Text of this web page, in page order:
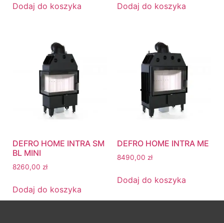
Dodaj do koszyka Dodaj do koszyka
DEFRO HOME INTRA SM
BL MINI
8260,00 zł
Dodaj do koszyka
DEFRO HOME INTRA ME
8490,00 zł
Dodaj do koszyka